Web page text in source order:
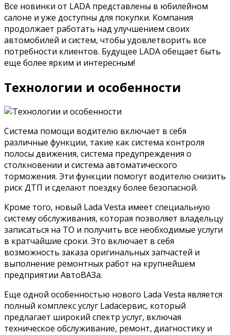
Все новинки от LADA представлены в юбилейном
салоне и уже доступны для покупки. Компания
продолжает работать над улучшением своих
автомобилей и систем, чтобы удовлетворить все
потребности клиентов. Будущее LADA обещает быть
еще более ярким и интересным!
Технологии и особенности
Система помощи водителю включает в себя
различные функции, такие как система контроля
полосы движения, система предупреждения о
столкновении и система автоматического
торможения. Эти функции помогут водителю снизить
риск ДТП и сделают поездку более безопасной.
Кроме того, новый Lada Vesta имеет специальную
систему обслуживания, которая позволяет владельцу
записаться на ТО и получить все необходимые услуги
в кратчайшие сроки. Это включает в себя
возможность заказа оригинальных запчастей и
выполнение ремонтных работ на крупнейшем
предприятии АвтоВАЗа.
Еще одной особенностью нового Lada Vesta является
полный комплекс услуг Ladaсервис, который
предлагает широкий спектр услуг, включая
техническое обслуживание, ремонт, диагностику и